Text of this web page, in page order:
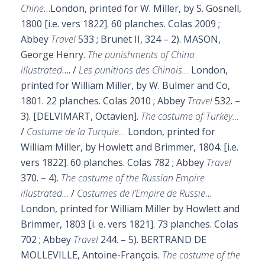
Chine…London, printed for W. Miller, by S. Gosnell,
1800 [i.e. vers 1822]. 60 planches. Colas 2009 ;
Abbey Travel533 ; Brunet II, 324 – 2). MASON,
George Henry. The punishments of China
illustrated…. /Les punitions des Chinois… London,
printed for William Miller, by W. Bulmer and Co,
1801. 22 planches. Colas 2010 ; Abbey Travel532. –
3). [DELVIMART, Octavien]. The costume of Turkey…
/ Costume de la Turquie… London, printed for
William Miller, by Howlett and Brimmer, 1804. [i.e.
vers 1822]. 60 planches. Colas 782 ; Abbey Travel
370. – 4). The costume of the Russian Empire
illustrated… / Costumes de l’Empire de Russie…
London, printed for William Miller by Howlett and
Brimmer, 1803 [i. e. vers 1821]. 73 planches. Colas
702 ; Abbey Travel 244. – 5). BERTRAND DE
MOLLEVILLE, Antoine-François. The costume of the